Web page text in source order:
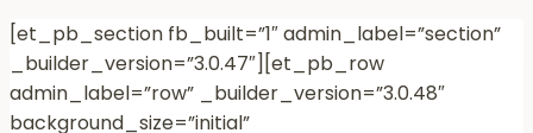
[et_pb_section fb_built=”1″ admin_label=”section”
_builder_version=”3.0.47″][et_pb_row
admin_label=”row” _builder_version=”3.0.48″
background_size=”initial”